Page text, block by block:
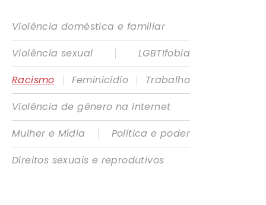
Violência doméstica e familiar
Violência sexual
|
LGBTIfobia
Racismo
| Feminicídio |
Trabalho
Violência de gênero na internet
Mulher e Mídia
|
Política e poder
Direitos sexuais e reprodutivos